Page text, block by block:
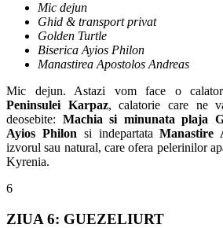
Mic dejun
Ghid & transport privat
Golden Turtle
Biserica Ayios Philon
Manastirea Apostolos Andreas
Mic dejun. Astazi vom face o
Peninsulei Karpaz, calatorie care ne
deosebite: Machia si minunata plaja
Ayios Philon si indepartata Manastire
izvorul sau natural, care ofera pelerinilor
Kyrenia.
6
ZIUA 6: GUEZELIURT